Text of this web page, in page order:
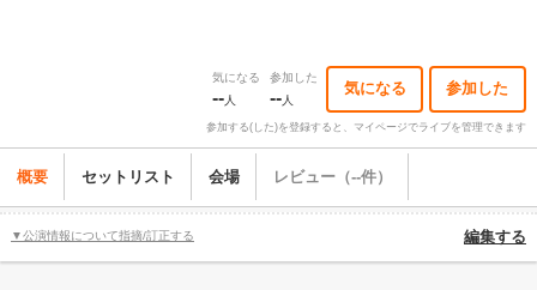
気になる
--人
参加した
--人
気になる 参加した
参加する(した)を登録すると、マイページでライブを管理できます
概要 セットリスト 会場 レビュー（--件）
▼公演情報について指摘/訂正する 編集する